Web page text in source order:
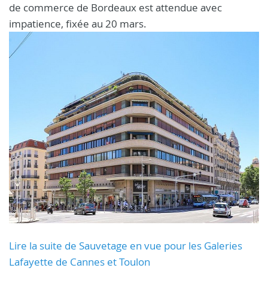
de commerce de Bordeaux est attendue avec
impatience, fixée au 20 mars.
Lire la suite de Sauvetage en vue pour les Galeries
Lafayette de Cannes et Toulon